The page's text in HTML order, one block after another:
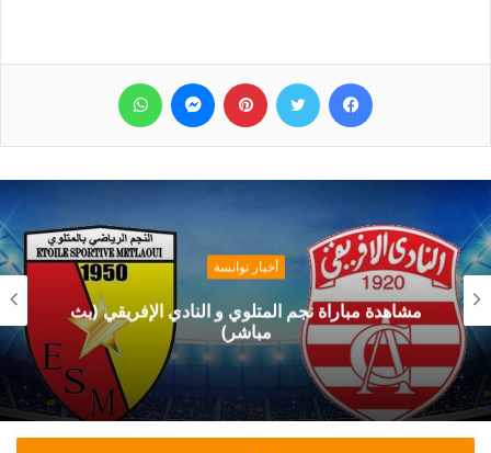
فيسبوك تويتر بينتيريست ماسنجر
أخبار توانسة
مشاهدة مباراة نجم المتلوي و النادي الإفريقي (بث
مباشر)